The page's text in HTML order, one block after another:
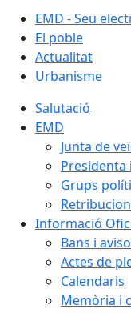
EMD - Seu
El poble
Actualitat
Urbanisme
Salutació
EMD
Junta de
Presidenta
Grups
Informació
Bans i
Actes de
Calendaris
Memòria i